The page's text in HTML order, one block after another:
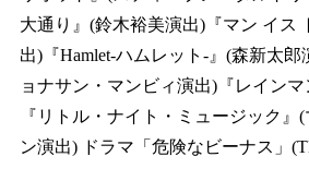
大通り』(鈴木裕美演出)『マン イス
出)『Hamlet-ハムレット-』(森新太
ョナサン・マンビィ演出)『レイン
『リトル・ナイト・ミュージック』
ン演出) ドラマ「危険なビーナス」